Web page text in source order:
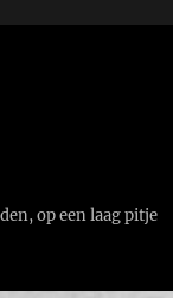
op een laag pitje